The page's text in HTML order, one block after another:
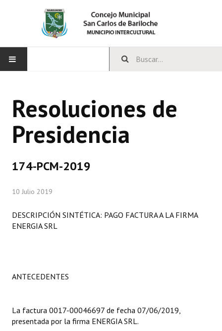
CONCEJO
Bloques Políticos
Comisiones Permanentes
Comisiones Especiales
Concejales Mandato Cumplido
Constitución Nacional
Carta Orgánica 2007
Resoluciones de
Presidencia
174-PCM-2019
10 Julio 2019
DESCRIPCIÓN SINTÉTICA: PAGO FACTURA A LA FIRMA
ENERGIA SRL
ANTECEDENTES
La factura 0017-00046697 de fecha 07/06/2019,
presentada por la firma ENERGIA SRL.